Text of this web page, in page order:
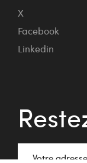
X
Facebook
Linkedin